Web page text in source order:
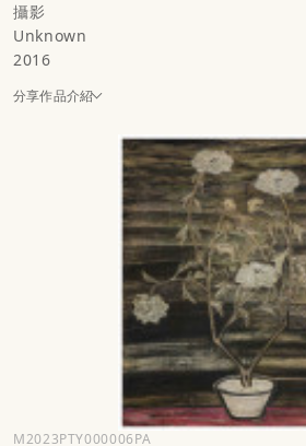
攝影
Unknown
2016
分享作品介紹
M2023PTY000006PA